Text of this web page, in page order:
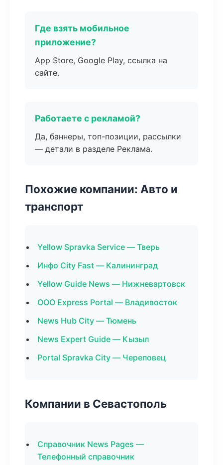
Где взять мобильное
приложение?
App Store, Google Play, ссылка на
сайте.
Работаете с рекламой?
Да, баннеры, топ-позиции, рассылки
— детали в разделе Реклама.
Похожие компании: Авто и
транспорт
Yellow Spravka Service — Тверь
Инфо City Fast — Калининград
Yellow Guide News — Нижневартовск
ООО Express Portal — Владивосток
News Hub City — Тюмень
News Expert Guide — Кызыл
Portal Spravka City — Череповец
Компании в Севастополь
Справочник News Pages —
Телефонный справочник